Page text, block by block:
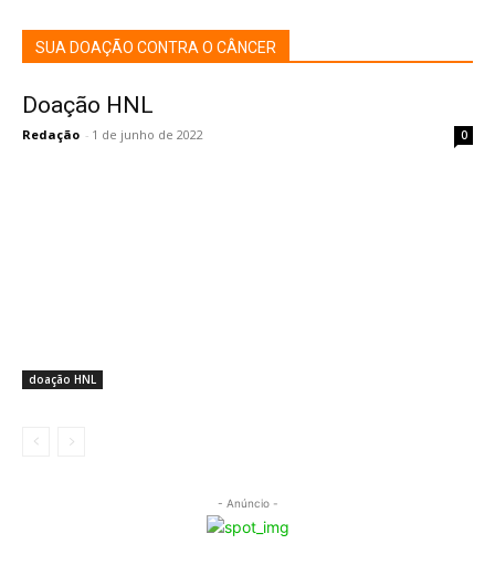
SUA DOAÇÃO CONTRA O CÂNCER
Doação HNL
Redação - 1 de junho de 2022 0
doação HNL
- Anúncio -